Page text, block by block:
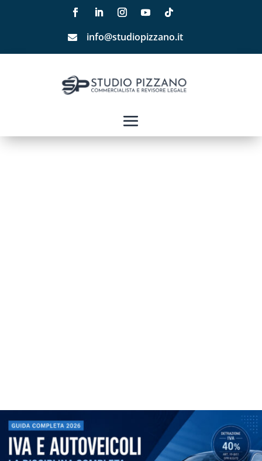
 info@studiopizzano.it